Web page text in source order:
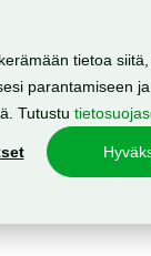
tietoa
parantamiseen
Tutustu
Hinnasto